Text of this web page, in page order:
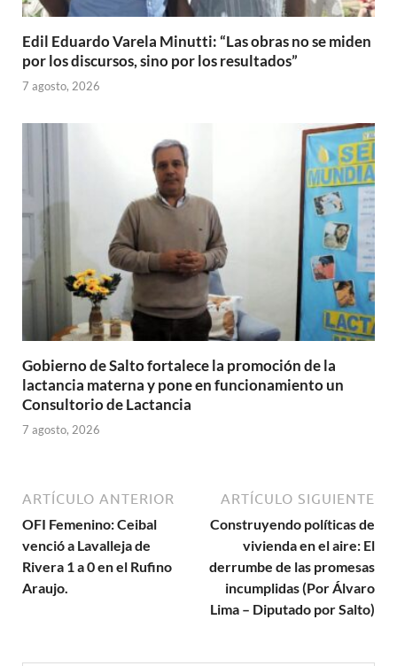
Edil Eduardo Varela Minutti: “Las obras no se miden
por los discursos, sino por los resultados”
7 agosto, 2026
Gobierno de Salto fortalece la promoción de la
lactancia materna y pone en funcionamiento un
Consultorio de Lactancia
7 agosto, 2026
ARTÍCULO ANTERIOR
OFI Femenino: Ceibal
venció a Lavalleja de
Rivera 1 a 0 en el Rufino
Araujo.
ARTÍCULO SIGUIENTE
Construyendo políticas de
vivienda en el aire: El
derrumbe de las promesas
incumplidas (Por Álvaro
Lima – Diputado por Salto)